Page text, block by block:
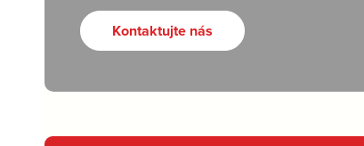
Kontaktujte nás